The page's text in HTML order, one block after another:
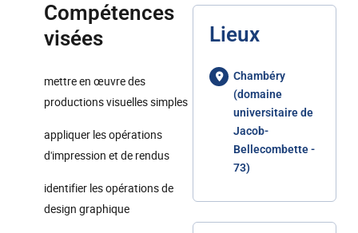
Compétences
visées
mettre en œuvre des
productions visuelles simples
appliquer les opérations
d'impression et de rendus
identifier les opérations de
design graphique
Lieux
Chambéry
(domaine
universitaire de
Jacob-
Bellecombette -
73)